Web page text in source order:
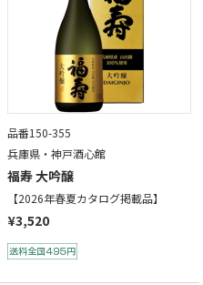
品番150-355
兵庫県・神戸酒心館
福寿 大吟醸
【2026年春夏カタログ掲載品】
¥3,520